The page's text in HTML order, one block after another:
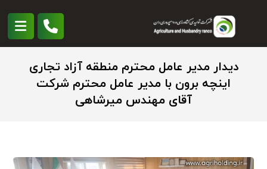
دیدار مدیر عامل محترم منطقه آزاد تجاری
اینچه برون با مدیر عامل محترم شرکت
آقای مهندس میرشاهی